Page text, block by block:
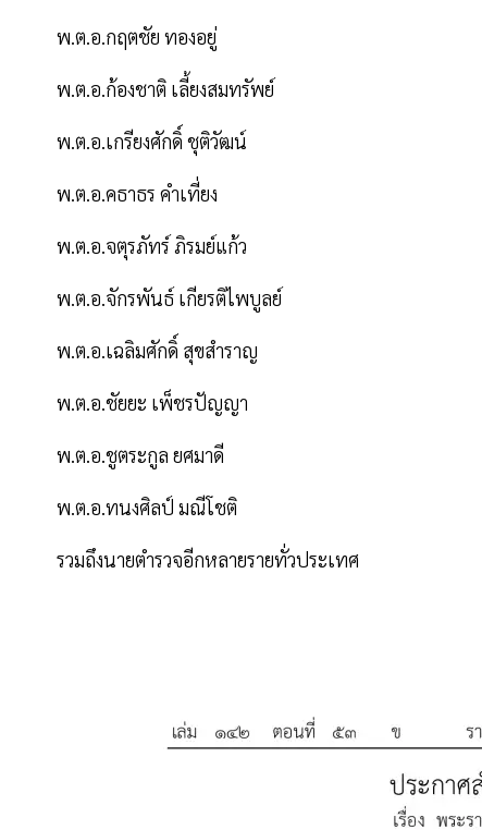
พ.ต.อ.กฤตชัย ทองอยู่
พ.ต.อ.ก้องชาติ เลี้ยงสมทรัพย์
พ.ต.อ.เกรียงศักดิ์ ชุติวัฒน์
พ.ต.อ.คธาธร คำเที่ยง
พ.ต.อ.จตุรภัทร์ ภิรมย์แก้ว
พ.ต.อ.จักรพันธ์ เกียรติไพบูลย์
พ.ต.อ.เฉลิมศักดิ์ สุขสำราญ
พ.ต.อ.ชัยยะ เพ็ชรปัญญา
พ.ต.อ.ชูตระกูล ยศมาดี
พ.ต.อ.ทนงศิลป์ มณีโชติ
รวมถึงนายตำรวจอีกหลายรายทั่วประเทศ